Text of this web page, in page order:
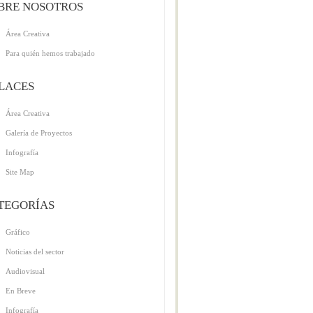
NOSOTROS
Área Creativa
Para quién hemos trabajado
Área Creativa
Galería de Proyectos
Infografía
Site Map
Gráfico
Noticias del sector
Audiovisual
En Breve
Infografía